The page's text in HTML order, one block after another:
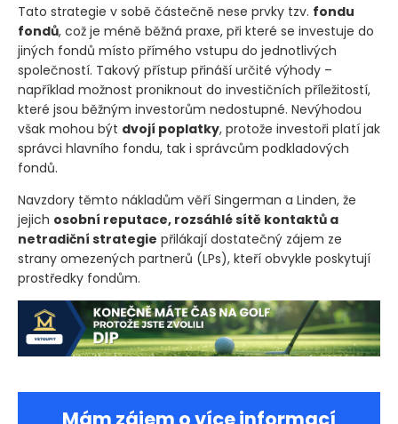
Tato strategie v sobě částečně nese prvky tzv. fondu
fondů, což je méně běžná praxe, při které se investuje do
jiných fondů místo přímého vstupu do jednotlivých
společností. Takový přístup přináší určité výhody –
například možnost proniknout do investičních příležitostí,
které jsou běžným investorům nedostupné. Nevýhodou
však mohou být dvojí poplatky, protože investoři platí jak
správci hlavního fondu, tak i správcům podkladových
fondů.
Navzdory těmto nákladům věří Singerman a Linden, že
jejich osobní reputace, rozsáhlé sítě kontaktů a
netradiční strategie přilákají dostatečný zájem ze
strany omezených partnerů (LPs), kteří obvykle poskytují
prostředky fondům.